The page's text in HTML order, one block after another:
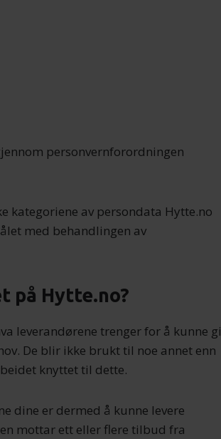
personvernforordningen
kategoriene av persondata Hytte.no
med behandlingen av
på Hytte.no?
leverandørene trenger for å kunne gi
De blir ikke brukt til noe annet enn
knyttet til dette.
dine er dermed å kunne levere
mottar ett eller flere tilbud fra